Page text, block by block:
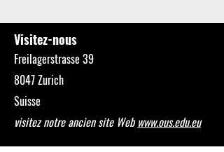
Visitez-nous
Freilagerstrasse 39
8047 Zurich
Suisse
visitez notre ancien site Webwww.ous.edu.eu